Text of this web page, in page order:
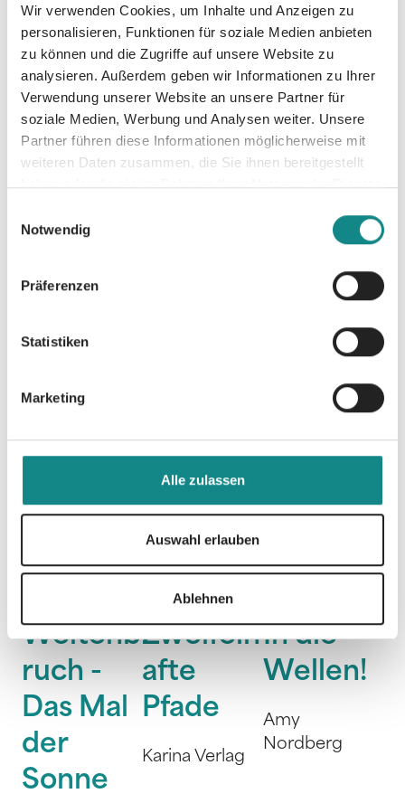
Wir verwenden Cookies, um Inhalte und Anzeigen zu
personalisieren, Funktionen für soziale Medien anbieten
zu können und die Zugriffe auf unsere Website zu
analysieren. Außerdem geben wir Informationen zu Ihrer
Verwendung unserer Website an unsere Partner für
soziale Medien, Werbung und Analysen weiter. Unsere
Partner führen diese Informationen möglicherweise mit
weiteren Daten zusammen, die Sie ihnen bereitgestellt
haben oder die sie im Rahmen Ihrer Nutzung der Dienste
Notwendig
Präferenzen
Statistiken
Marketing
Alle zulassen
Auswahl erlauben
Ablehnen
rache
der
chinesis
chen
Zeichen,
Chines
Förderung
Deutscher
rache
der
chinesis
chen
Zeichen,
rache
der
chinesis
chen
Zeichen,
Chines
Förderung
Deutscher
Weltenb
ruch -
Das Mal
der
Sonne
Zweifelh
afte
Pfade
Karina Verlag
In die
Wellen!
Amy
Nordberg